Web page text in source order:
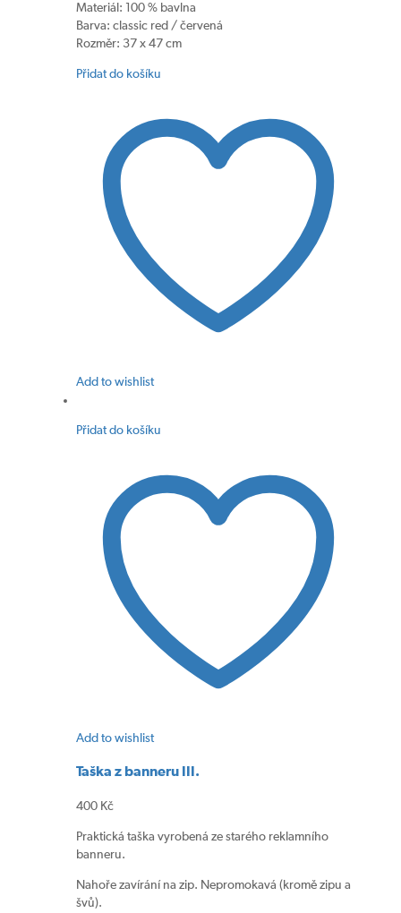
Materiál: 100 % bavlna
Barva: classic red / červená
Rozměr: 37 x 47 cm
Přidat do košíku
Add to wishlist
Přidat do košíku
Add to wishlist
Taška z banneru III.
400 Kč
Praktická taška vyrobená ze starého reklamního
banneru.
Nahoře zavírání na zip. Nepromokavá (kromě zipu a
švů).